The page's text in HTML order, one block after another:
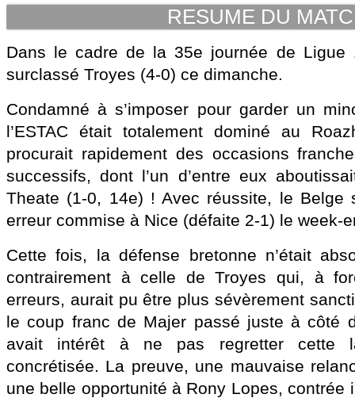
RESUME DU
Dans le cadre de la 35e journée de Ligue
surclassé Troyes (4-0) ce dimanche.
Condamné à s’imposer pour garder un
l’ESTAC était totalement dominé au
procurait rapidement des occasions
successifs, dont l’un d’entre eux
Theate (1-0, 14e) ! Avec réussite, le Belge
erreur commise à Nice (défaite 2-1) le week-
Cette fois, la défense bretonne n’était
contrairement à celle de Troyes qui, à
erreurs, aurait pu être plus sévèrement
le coup franc de Majer passé juste à côté
avait intérêt à ne pas regretter cette
concrétisée. La preuve, une mauvaise
une belle opportunité à Rony Lopes, contrée